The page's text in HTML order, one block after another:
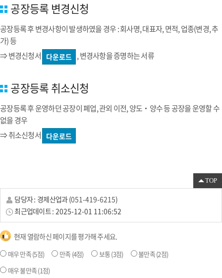
공장등록 변경신청
공장등록 후 변경사항이 발생하였을 경우 : 회사명, 대표자, 면적, 업종(변경, 추
가) 등
⇒ 변경신청서 다운로드 , 변경사항을 증명하는 서류
공장등록 취소신청
공장등록 후 운영하던 공장이 폐업, 관외 이전, 양도‧양수 등 공장을 운영할 수
없을 경우
⇒ 취소신청서 다운로드
TOP
담당자 : 경제산업과(051-419-6215)
최근업데이트 : 2025-12-01 11:06:52
현재 열람하신 페이지를 평가해 주세요.
매우 만족(5점) 만족 (4점) 보통(3점) 불만족(2점)
매우 불만족(1점)